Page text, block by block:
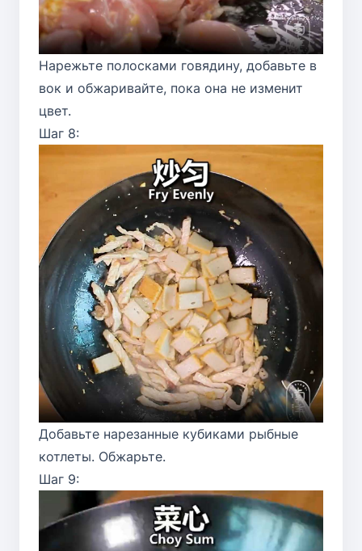
Нарежьте полосками говядину, добавьте в
вок и обжаривайте, пока она не изменит
цвет.
Шаг 8:
Добавьте нарезанные кубиками рыбные
котлеты. Обжарьте.
Шаг 9: